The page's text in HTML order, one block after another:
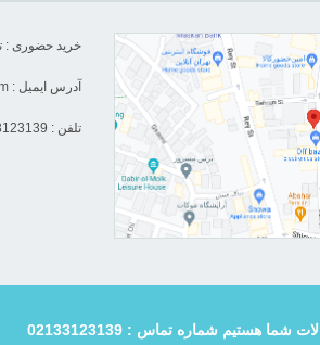
خرید حضوری :
آدرس ایمیل :
تلفن : 02133123139